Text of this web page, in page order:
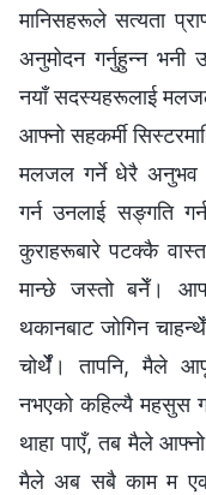
मानिसहरूले सत्यता
अनुमोदन गर्नुहुन्न भनी
नयाँ सदस्यहरूलाई मलजल
आफ्नो सहकर्मी
मलजल गर्ने धेरै अनुभव
गर्न उनलाई सङ्गति
कुराहरूबारे पटक्कै
मान्छे जस्तो बनेँ।
थकानबाट जोगिन
चोर्थेँ। तापनि, मैले
नभएको कहिल्यै महसुस
थाहा पाएँ, तब मैले
मैले अब सबै काम म